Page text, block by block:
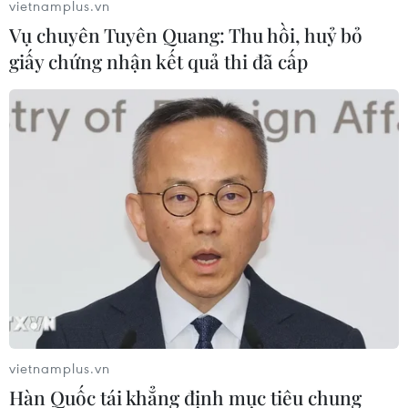
#Danh sách trừng phạt
#Xe tải chở hàng
Ba Lan
Belarus
Theo dõi VietnamPlus
TIN LIÊN QUAN
vietnamplus.vn
Vụ chuyên Tuyên Quang: Thu hồi, huỷ bỏ
giấy chứng nhận kết quả thi đã cấp
vietnamplus.vn
Hàn Quốc tái khẳng định mục tiêu chung